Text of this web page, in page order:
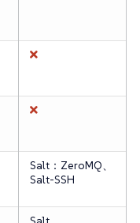
Salt：ZeroMQ、
Salt-SSH